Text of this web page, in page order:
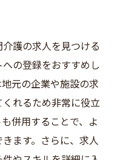
護の求人を見つける
の登録をおすすめし
元の企業や施設の求
れるため非常に役立
併用することで、よ
ます。さらに、求人